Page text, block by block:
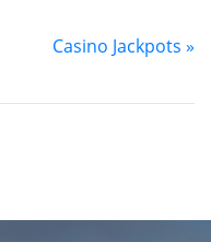
Casino Jackpots »